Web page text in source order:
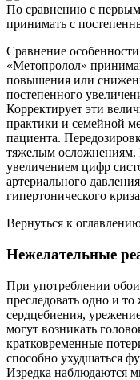
По сравнению с
принимать с
Сравнение
«Метопролол»
повышения или
постепенного
Корректирует эти
практики и семейной
пациента.
тяжелым осложнениям.
увеличением цифр
артериального
гипертонического
Вернуться к
Нежелательные
При употреблении
преследовать одно и
сердцебиения,
могут возникать
кратковременные
способно ухудшаться
Изредка наблюдаются